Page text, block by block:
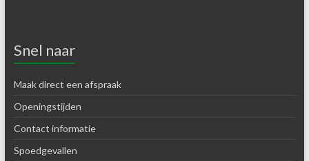
Snel naar
Maak direct een afspraak
Openingstijden
Contact informatie
Spoedgevallen